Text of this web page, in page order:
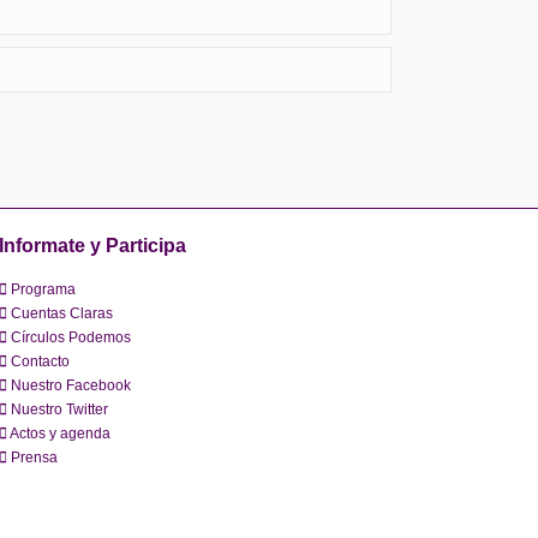
Informate y Participa
Programa
Cuentas Claras
Círculos Podemos
Contacto
Nuestro Facebook
Nuestro Twitter
Actos y agenda
Prensa